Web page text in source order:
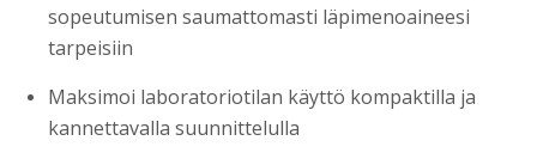
sopeutumisen saumattomasti läpimenoaineesi
tarpeisiin
Maksimoi laboratoriotilan käyttö kompaktilla ja
kannettavalla suunnittelulla